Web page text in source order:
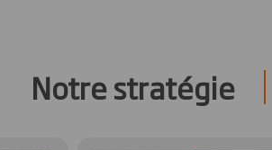
Notre stratégie